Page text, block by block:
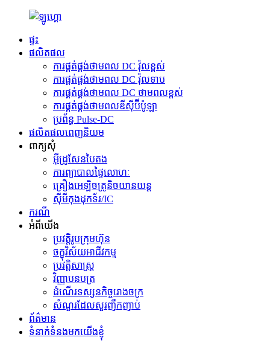
ផ្ទះ
ផលិតផល
ការផ្គត់ផ្គង់ថាមពល DC វ៉ុលខ្ពស់
ការផ្គត់ផ្គង់ថាមពល DC វ៉ុលទាប
ការផ្គត់ផ្គង់ថាមពល DC ថាមពលខ្ពស់
ការផ្គត់ផ្គង់ថាមពលឌីស៊ីប៊ីប៉ូឡា
ប្រព័ន្ធ Pulse-DC
ផលិតផលពេញនិយម
ពាក្យសុំ
អ៊ីដ្រូសែនបៃតង
ការព្យាបាលផ្ទៃលោហៈ
គ្រឿងអេឡិចត្រូនិចយានយន្ត
ស៊ីមីកុងដុកទ័រ/IC
ករណី
អំពីយើង
ប្រវត្តិរូបក្រុមហ៊ុន
ចក្ខុវិស័យអាជីវកម្ម
ប្រវត្តិសាស្ត្រ
វិញ្ញាបនបត្រ
ដំណើរទស្សនកិច្ចរោងចក្រ
សំណួរដែលសួរញឹកញាប់
ព័ត៌មាន
ទំនាក់ទំនងមកយើងខ្ញុំ